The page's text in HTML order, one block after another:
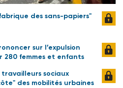
des sans-papiers"
sur l’expulsion
280 femmes et enfants
sociaux
des mobilités urbaines